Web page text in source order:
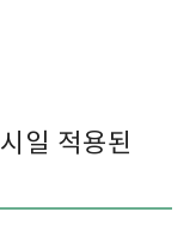
일 적용된